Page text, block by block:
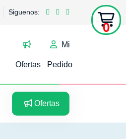
Siguenos:
Ofertas
Mi
Pedido
0
5
Ofertas